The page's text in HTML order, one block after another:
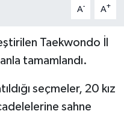
A- A+
Taekwondo İl
tamamlandı.
seçmeler, 20 kız
sahne